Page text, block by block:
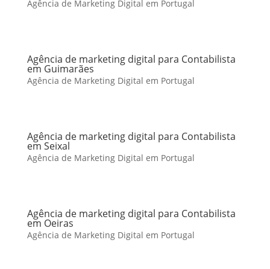
Agência de Marketing Digital em Portugal
Agência de marketing digital para Contabilista
em Guimarães
Agência de Marketing Digital em Portugal
Agência de marketing digital para Contabilista
em Seixal
Agência de Marketing Digital em Portugal
Agência de marketing digital para Contabilista
em Oeiras
Agência de Marketing Digital em Portugal